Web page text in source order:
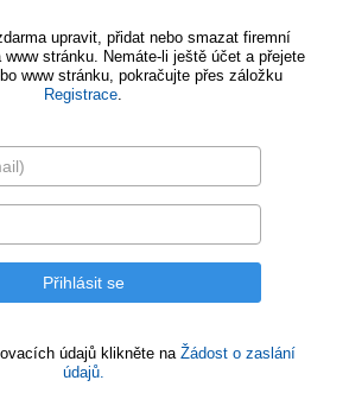
upravit, přidat nebo smazat firemní
www stránku. Nemáte-li ještě účet a přejete
www stránku, pokračujte přes záložku
Registrace.
údajů klikněte na Žádost o zaslání
údajů.